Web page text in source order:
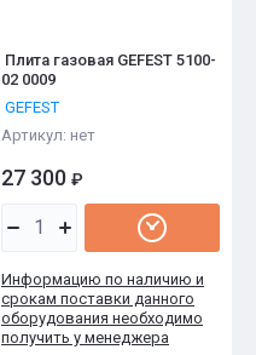
Плита газовая GEFEST 5100-
02 0009
GEFEST
Артикул: нет
27 300 ₽
Информацию по наличию и
срокам поставки данного
оборудования необходимо
получить у менеджера